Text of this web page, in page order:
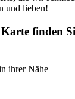
und lieben!
finden
ihrer Nähe